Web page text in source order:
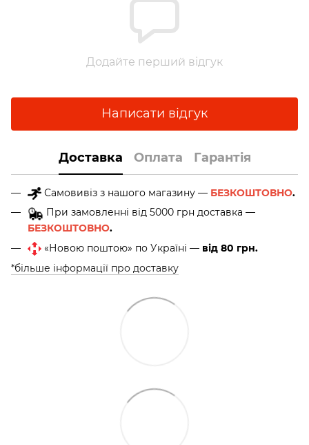
Додайте перший відгук
Написати відгук
Доставка Оплата Гарантія
Самовивіз з нашого магазину — БЕЗКОШТОВНО.
При замовленні від 5000 грн доставка —
БЕЗКОШТОВНО.
«Новою поштою» по Україні — від 80 грн.
*більше інформації про доставку